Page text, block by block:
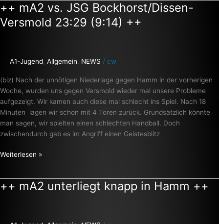
++ mA2 vs. JSG Bockhorst/Dissen-
Versmold 23:29 (9:14) ++
A1-Jugend, Allgemein, NEWS / cw
(biz) Nach der unnötigen Niederlage gegen Hamm in der vorherigen
Woche, wurden uns gegen Versmold wieder mal unsere Probleme
aufgezeigt. Wir kamen auch diese mal schlecht ins Spiel. Nach 18
Minuten lagen wir schon mit 4 Toren zurück. Grundsätzlich könnte
man sagen, wir spielten einen schlechten Handball. Doch
zwischendurch gab es im Angriff einen Geistesblitz
++
mA2
vs.
Versmold
(9:14)
++
Weiterlesen »
++ mA2 unterliegt knapp in Hamm ++
++